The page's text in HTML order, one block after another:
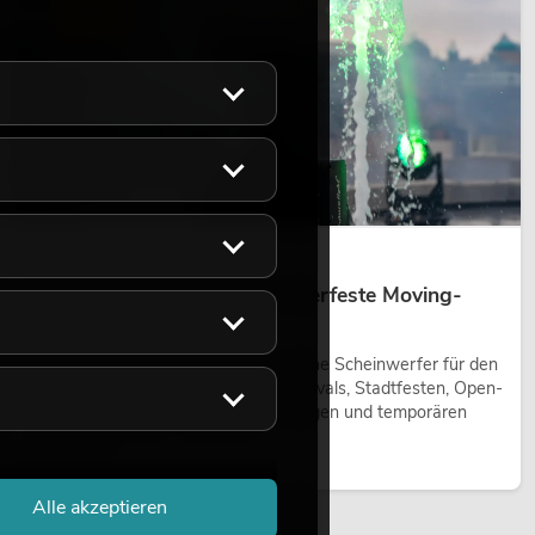
Outdoor Moving-Heads: Wetterfeste Moving-
Outdoor Moving-Heads sind bewegliche Scheinwerfer für den
Einsatz im Freien. Sie werden bei Festivals, Stadtfesten, Open-
Air-Konzerten, Architekturinszenierungen und temporären
Außeninstallationen eingesetzt.
Alle akzeptieren